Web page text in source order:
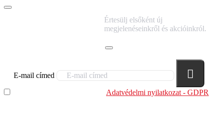
Értesülj elsőként új
megjelenéseinkről és akcióinkról.
E-mail címed
Adatvédelmi nyilatkozat - GDPR